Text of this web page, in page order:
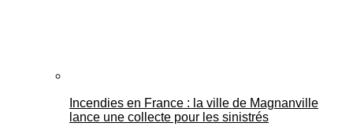
Incendies en France : la ville de Magnanville
lance une collecte pour les sinistrés